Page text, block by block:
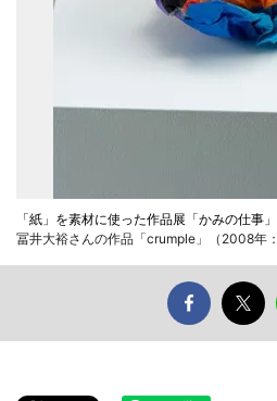
「紙」を素材に使った作品展「かみの仕事
冨井大裕さんの作品「crumple」（2008年